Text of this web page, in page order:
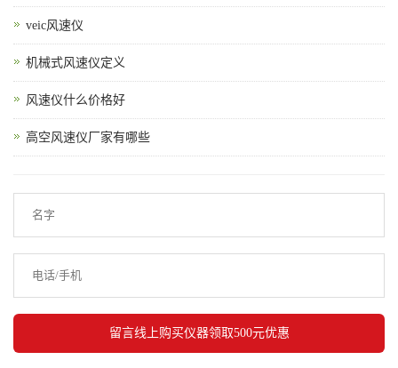
veic风速仪
机械式风速仪定义
风速仪什么价格好
高空风速仪厂家有哪些